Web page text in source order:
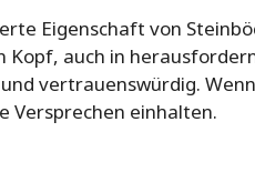
Eigenschaft von
auch in
vertrauenswürdig.
Versprechen einhalten.